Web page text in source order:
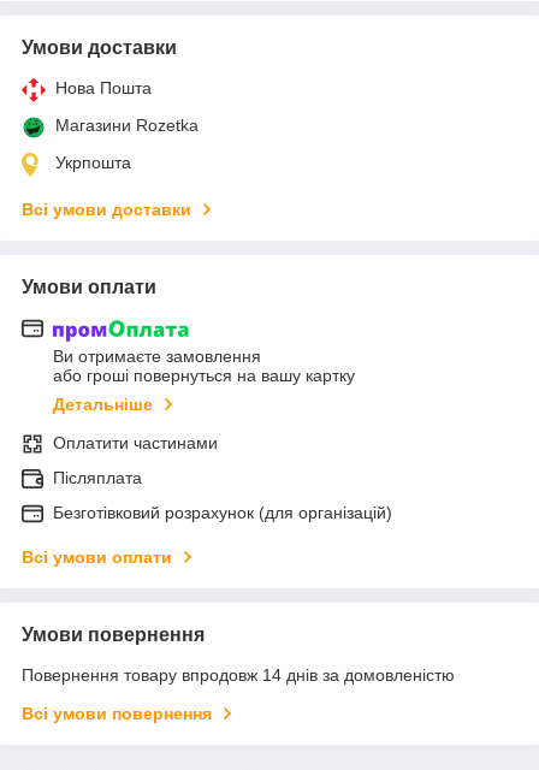
Умови доставки
Нова Пошта
Магазини Rozetka
Укрпошта
Всі умови доставки
Умови оплати
Ви отримаєте замовлення
або гроші повернуться на вашу картку
Детальніше
Оплатити частинами
Післяплата
Безготівковий розрахунок (для організацій)
Всі умови оплати
Умови повернення
Повернення товару впродовж 14 днів за домовленістю
Всі умови повернення